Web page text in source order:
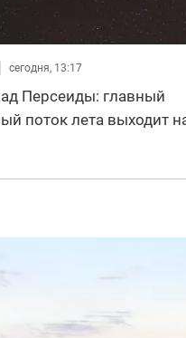
сегодня, 13:17
Персеиды: главный
поток лета выходит